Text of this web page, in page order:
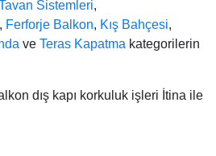
Tavan Sistemleri,
, Ferforje Balkon, Kış Bahçesi,
ve Teras Kapatma kategorilerin
dış kapı korkuluk işleri İtina ile